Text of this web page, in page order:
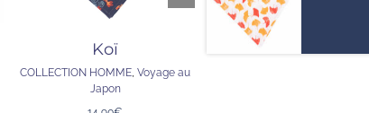
Koï
COLLECTION HOMME,Voyage au
Japon
Seigaiha